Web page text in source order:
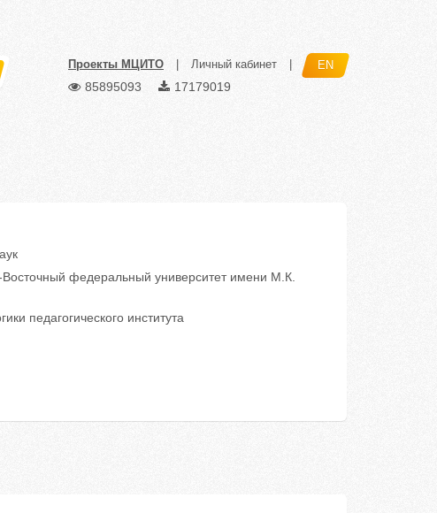
Проекты МЦИТО Личный кабинет EN
85895093 17179019
федеральный университет имени М.К.
педагогического института